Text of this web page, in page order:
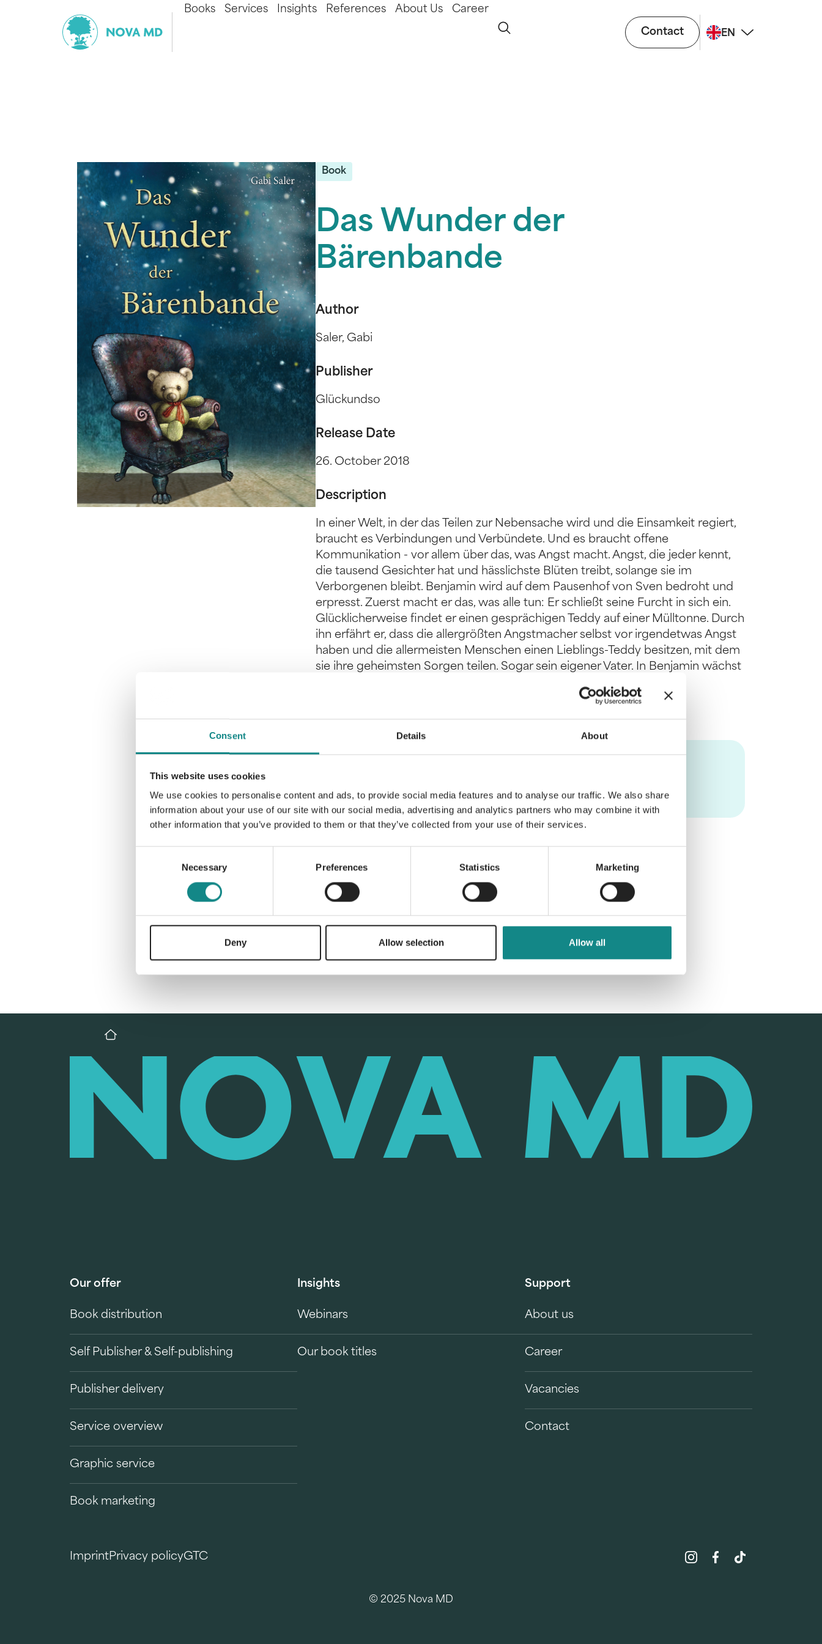
Consent Details About
This website uses cookies
We use cookies to personalise content and ads, to provide social media features and to analyse our traffic. We also share
information about your use of our site with our social media, advertising and analytics partners who may combine it with
other information that you’ve provided to them or that they’ve collected from your use of their services.
Necessary Preferences Statistics Marketing
Deny Allow selection Allow all
Books Services Insights References About Us Career
Contact EN
Book
Das Wunder der
Bärenbande
Author
Saler, Gabi
Publisher
Glückundso
Release Date
26. October 2018
Description
In einer Welt, in der das Teilen zur Nebensache wird und die Einsamkeit regiert,
braucht es Verbindungen und Verbündete. Und es braucht offene
Kommunikation - vor allem über das, was Angst macht. Angst, die jeder kennt,
die tausend Gesichter hat und hässlichste Blüten treibt, solange sie im
Verborgenen bleibt. Benjamin wird auf dem Pausenhof von Sven bedroht und
erpresst. Zuerst macht er das, was alle tun: Er schließt seine Furcht in sich ein.
Glücklicherweise findet er einen gesprächigen Teddy auf einer Mülltonne. Durch
ihn erfährt er, dass die allergrößten Angstmacher selbst vor irgendetwas Angst
haben und die allermeisten Menschen einen Lieblings-Teddy besitzen, mit dem
sie ihre geheimsten Sorgen teilen. Sogar sein eigener Vater. In Benjamin wächst
Our offer
Book distribution
Self Publisher & Self-publishing
Publisher delivery
Service overview
Graphic service
Book marketing
Insights
Webinars
Our book titles
Support
About us
Career
Vacancies
Contact
ImprintPrivacy policyGTC
© 2025 Nova MD